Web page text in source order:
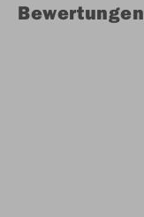
Bewertungen